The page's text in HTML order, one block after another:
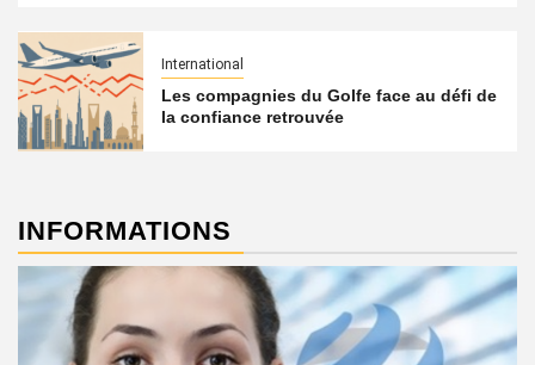
International
Les compagnies du Golfe face au défi de
la confiance retrouvée
INFORMATIONS